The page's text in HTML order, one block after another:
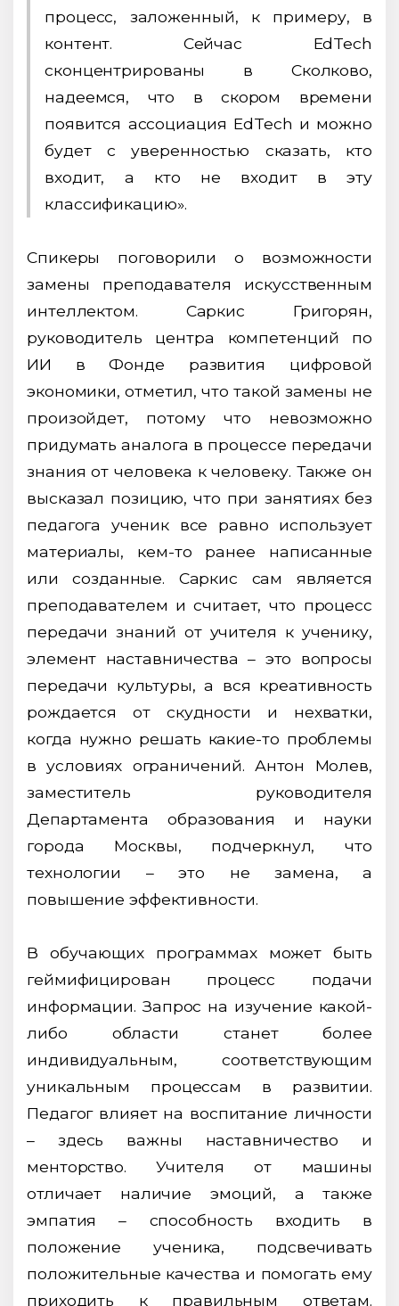
процесс, заложенный, к примеру, в
контент. Сейчас EdTech
сконцентрированы в Сколково,
надеемся, что в скором времени
появится ассоциация EdTech и можно
будет с уверенностью сказать, кто
входит, а кто не входит в эту
классификацию».
Спикеры поговорили о возможности
замены преподавателя искусственным
интеллектом. Саркис Григорян,
руководитель центра компетенций по
ИИ в Фонде развития цифровой
экономики, отметил, что такой замены не
произойдет, потому что невозможно
придумать аналога в процессе передачи
знания от человека к человеку. Также он
высказал позицию, что при занятиях без
педагога ученик все равно использует
материалы, кем-то ранее написанные
или созданные. Саркис сам является
преподавателем и считает, что процесс
передачи знаний от учителя к ученику,
элемент наставничества – это вопросы
передачи культуры, а вся креативность
рождается от скудности и нехватки,
когда нужно решать какие-то проблемы
в условиях ограничений. Антон Молев,
заместитель руководителя
Департамента образования и науки
города Москвы, подчеркнул, что
технологии – это не замена, а
повышение эффективности.
В обучающих программах может быть
геймифицирован процесс подачи
информации. Запрос на изучение какой-
либо области станет более
индивидуальным, соответствующим
уникальным процессам в развитии.
Педагог влияет на воспитание личности
– здесь важны наставничество и
менторство. Учителя от машины
отличает наличие эмоций, а также
эмпатия – способность входить в
положение ученика, подсвечивать
положительные качества и помогать ему
приходить к правильным ответам.